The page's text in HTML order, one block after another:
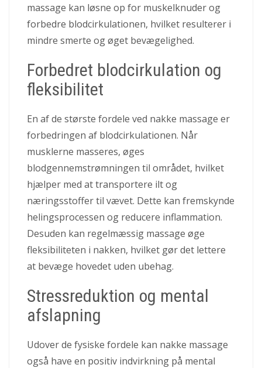
massage kan løsne op for muskelknuder og
forbedre blodcirkulationen, hvilket resulterer i
mindre smerte og øget bevægelighed.
Forbedret blodcirkulation og
fleksibilitet
En af de største fordele ved nakke massage er
forbedringen af blodcirkulationen. Når
musklerne masseres, øges
blodgennemstrømningen til området, hvilket
hjælper med at transportere ilt og
næringsstoffer til vævet. Dette kan fremskynde
helingsprocessen og reducere inflammation.
Desuden kan regelmæssig massage øge
fleksibiliteten i nakken, hvilket gør det lettere
at bevæge hovedet uden ubehag.
Stressreduktion og mental
afslapning
Udover de fysiske fordele kan nakke massage
også have en positiv indvirkning på mental